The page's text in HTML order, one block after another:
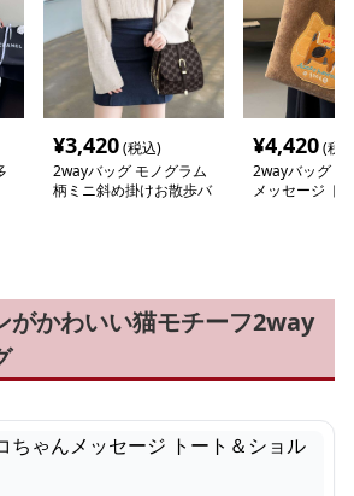
¥3,420(税込)
2wayバッグ モノグラム
柄ミニ斜め掛けお散歩バ
¥4,420(税
2wayバッグ ネ
メッセージ ト
がかわいい猫モチーフ2way